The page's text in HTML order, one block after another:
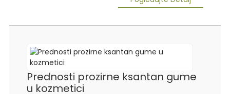
Prednosti prozirne ksantan gume
u kozmetici